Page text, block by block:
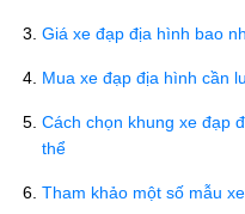
Giá xe đạp địa hình bao
Mua xe đạp địa hình cần
Cách chọn khung xe đạp
thể
Tham khảo một số mẫu